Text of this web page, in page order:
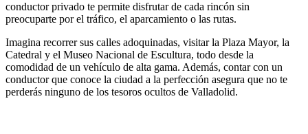
conductor privado te permite disfrutar de cada rincón sin
preocuparte por el tráfico, el aparcamiento o las rutas.
Imagina recorrer sus calles adoquinadas, visitar la Plaza Mayor, la
Catedral y el Museo Nacional de Escultura, todo desde la
comodidad de un vehículo de alta gama. Además, contar con un
conductor que conoce la ciudad a la perfección asegura que no te
perderás ninguno de los tesoros ocultos de Valladolid.